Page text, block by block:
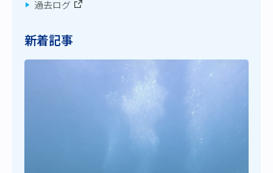
過去ログ
新着記事